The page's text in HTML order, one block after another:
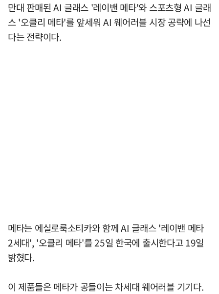
만대 판매된 AI 글래스 '레이밴 메타'와 스포츠형 AI 글래
스 '오클리 메타'를 앞세워 AI 웨어러블 시장 공략에 나선
다는 전략이다.
메타는 에실로룩소티카와 함께 AI 글래스 '레이밴 메타
2세대', '오클리 메타'를 25일 한국에 출시한다고 19일
밝혔다.
이 제품들은 메타가 공들이는 차세대 웨어러블 기기다.